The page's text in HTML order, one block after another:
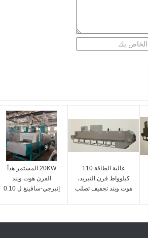
20KW المستمر هدأ
الفرن هوت ويند
إنيرجي-سافينغ ل 0.10
عالية الطاقة 110
كيلوواط فرن التبريد،
هوت ويند تجفيف تصلب